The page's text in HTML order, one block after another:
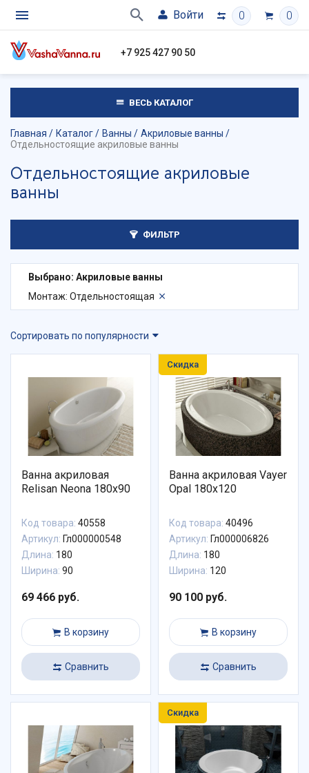
Войти 0 0
+7 925 427 90 50
ВЕСЬ КАТАЛОГ
Главная Каталог Ванны
Акриловые ванны
Отдельностоящие акриловые ванны
Отдельностоящие акриловые
ванны
ФИЛЬТР
Выбрано: Акриловые ванны
Монтаж: Отдельностоящая
Сортировать по популярности
Ванна акриловая
Relisan Neona 180x90
Код товара: 40558
Артикул: Гл000000548
Длина: 180
Ширина: 90
69 466 руб.
В корзину
Сравнить
Скидка
Ванна акриловая Vayer
Opal 180x120
Код товара: 40496
Артикул: Гл000006826
Длина: 180
Ширина: 120
90 100 руб.
В корзину
Сравнить
Скидка